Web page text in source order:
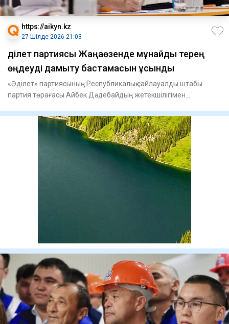
https://aikyn.kz
27 Шілде 2026 21:03
Әділет партиясы Жаңаөзенде мұнайды терең
өңдеуді дамыту бастамасын ұсынды
«Әділет» партиясының Республикалық сайлауалды штабы
партия төрағасы Айбек Дәдебайдың жетекшілігімен